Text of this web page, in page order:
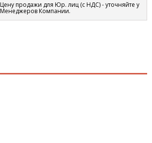
Цену продажи для Юр. лиц (с НДС) - уточняйте у
Менеджеров Компании.